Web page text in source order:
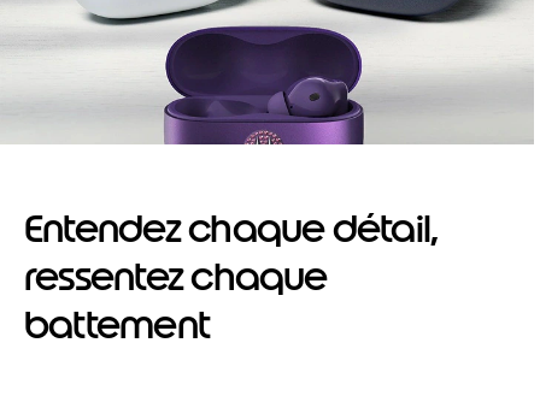
Entendez chaque détail,
ressentez chaque
battement